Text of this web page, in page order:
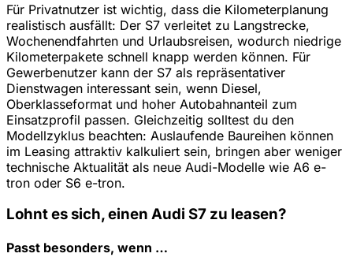
Für Privatnutzer ist wichtig, dass die Kilometerplanung
realistisch ausfällt: Der S7 verleitet zu Langstrecke,
Wochenendfahrten und Urlaubsreisen, wodurch niedrige
Kilometerpakete schnell knapp werden können. Für
Gewerbenutzer kann der S7 als repräsentativer
Dienstwagen interessant sein, wenn Diesel,
Oberklasseformat und hoher Autobahnanteil zum
Einsatzprofil passen. Gleichzeitig solltest du den
Modellzyklus beachten: Auslaufende Baureihen können
im Leasing attraktiv kalkuliert sein, bringen aber weniger
technische Aktualität als neue Audi-Modelle wie A6 e-
tron oder S6 e-tron.
Lohnt es sich, einen Audi S7 zu leasen?
Passt besonders, wenn …